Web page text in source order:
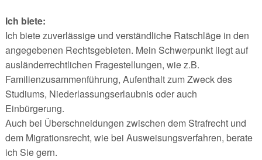
Ich biete:
Ich biete zuverlässige und verständliche Ratschläge in den
angegebenen Rechtsgebieten. Mein Schwerpunkt liegt auf
ausländerrechtlichen Fragestellungen, wie z.B.
Familienzusammenführung, Aufenthalt zum Zweck des
Studiums, Niederlassungserlaubnis oder auch
Einbürgerung.
Auch bei Überschneidungen zwischen dem Strafrecht und
dem Migrationsrecht, wie bei Ausweisungsverfahren, berate
ich Sie gern.